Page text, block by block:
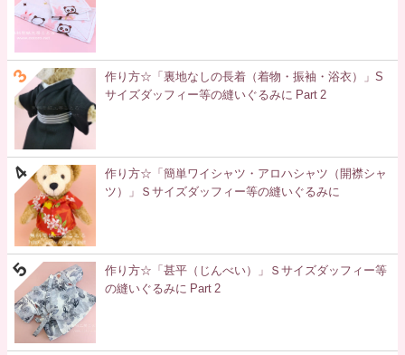
作り方☆「裏地なしの長着（着物・振袖・浴衣）」S
サイズダッフィー等の縫いぐるみに Part 2
作り方☆「簡単ワイシャツ・アロハシャツ（開襟シャ
ツ）」Ｓサイズダッフィー等の縫いぐるみに
作り方☆「甚平（じんべい）」Ｓサイズダッフィー等
の縫いぐるみに Part 2